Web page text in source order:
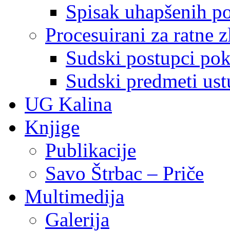
Spisak uhapšenih
Procesuirani za ratne
Sudski postupci
Sudski predmeti
UG Kalina
Knjige
Publikacije
Savo Štrbac – Priče
Multimedija
Galerija